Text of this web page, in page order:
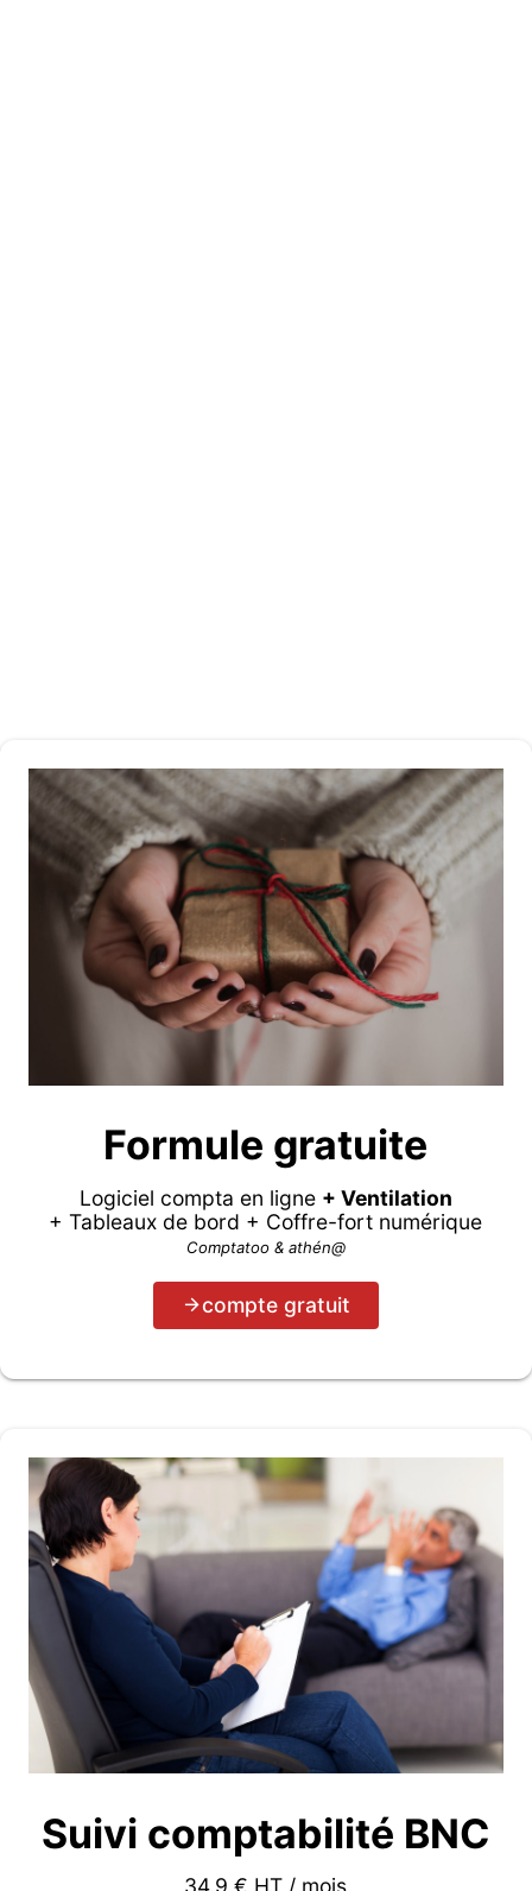
Formule gratuite
Logiciel compta en ligne + Ventilation
+ Tableaux de bord + Coffre-fort numérique
Comptatoo & athén@
compte gratuit
Suivi comptabilité BNC
34.9 € HT / mois